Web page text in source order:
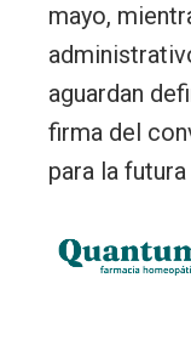
mayo,
aguardan
firma del
para la